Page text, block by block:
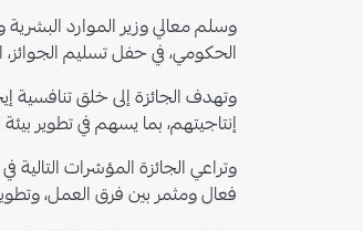
وسلم معالي وزير الموارد
الحكومي، في حفل تسليم الجوائز،
وتهدف الجائزة إلى خلق تنافسية
إنتاجيتهم، بما يسهم في تطوير بيئة
وتراعي الجائزة المؤشرات
فعال ومثمر بين فرق العمل،